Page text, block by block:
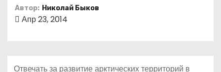
Автор: Николай Быков
Апр 23, 2014
Отвечать за развитие арктических территорий в